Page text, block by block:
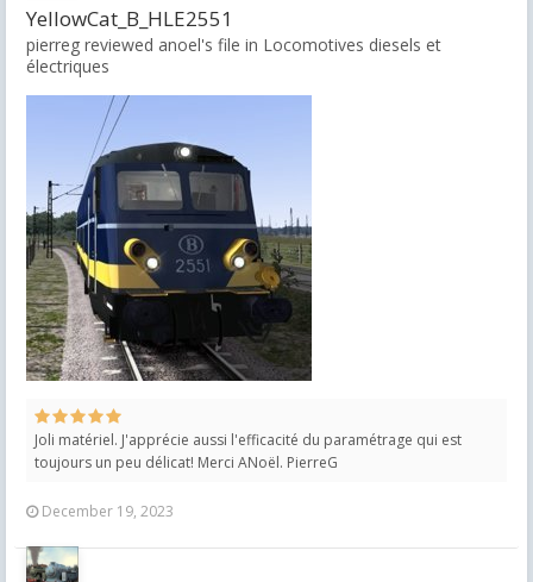
YellowCat_B_HLE2551
pierreg reviewed anoel's file in Locomotives diesels et
électriques
Joli matériel. J'apprécie aussi l'efficacité du paramétrage qui est
toujours un peu délicat! Merci ANoël. PierreG
December 19, 2023